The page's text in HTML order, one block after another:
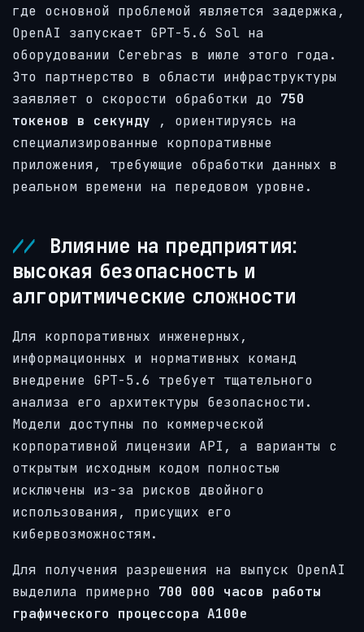
где основной проблемой является задержка,
OpenAI запускает GPT-5.6 Sol на
оборудовании Cerebras в июле этого года.
Это партнерство в области инфраструктуры
заявляет о скорости обработки до 750
токенов в секунду , ориентируясь на
специализированные корпоративные
приложения, требующие обработки данных в
реальном времени на передовом уровне.
Влияние на предприятия:
высокая безопасность и
алгоритмические сложности
Для корпоративных инженерных,
информационных и нормативных команд
внедрение GPT-5.6 требует тщательного
анализа его архитектуры безопасности.
Модели доступны по коммерческой
корпоративной лицензии API, а варианты с
открытым исходным кодом полностью
исключены из-за рисков двойного
использования, присущих его
кибервозможностям.
Для получения разрешения на выпуск OpenAI
выделила примерно 700 000 часов работы
графического процессора A100e